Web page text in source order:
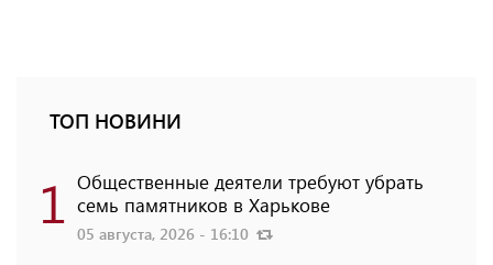
ТОП НОВИНИ
1 Общественные деятели требуют убрать
семь памятников в Харькове
05 августа, 2026 - 16:10